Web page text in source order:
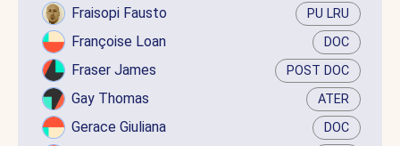
Fraisopi Fausto PU LRU
Françoise Loan DOC
Fraser James POST DOC
Gay Thomas ATER
Gerace Giuliana DOC